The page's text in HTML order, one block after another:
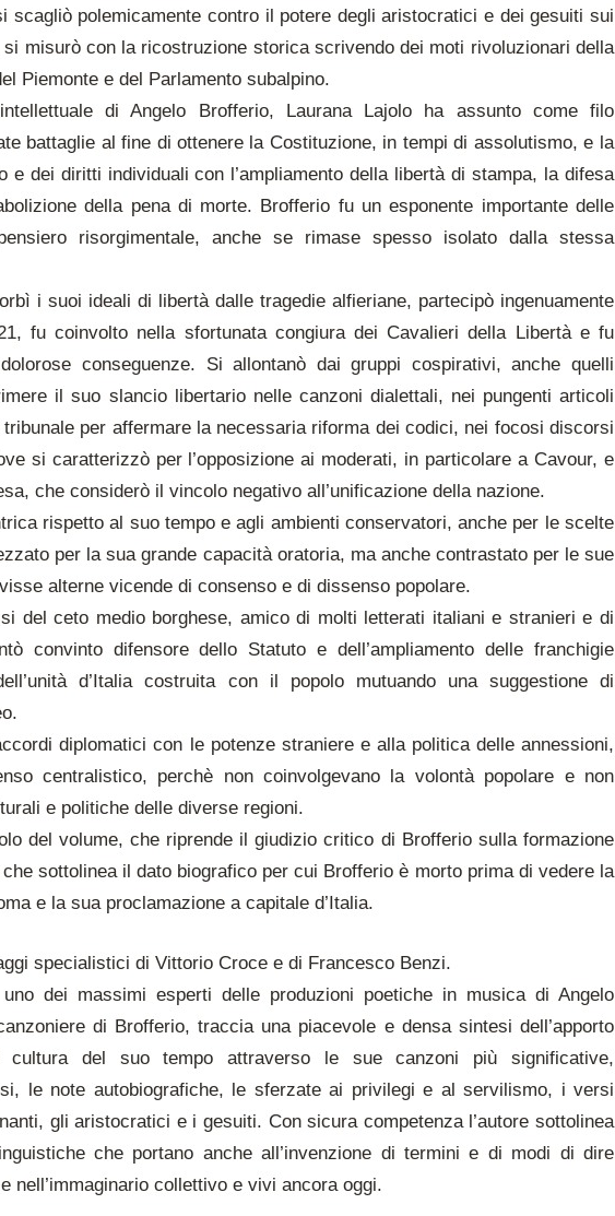
scagliò polemicamente contro il potere degli aristocratici e dei gesuiti sui
misurò con la ricostruzione storica scrivendo dei moti rivoluzionari della
Piemonte e del Parlamento subalpino.
di Angelo Brofferio, Laurana Lajolo ha assunto come filo
battaglie al fine di ottenere la Costituzione, in tempi di assolutismo, e la
e dei diritti individuali con l’ampliamento della libertà di stampa, la difesa
della pena di morte. Brofferio fu un esponente importante delle
risorgimentale, anche se rimase spesso isolato dalla stessa
i suoi ideali di libertà dalle tragedie alfieriane, partecipò ingenuamente
fu coinvolto nella sfortunata congiura dei Cavalieri della Libertà e fu
conseguenze. Si allontanò dai gruppi cospirativi, anche quelli
il suo slancio libertario nelle canzoni dialettali, nei pungenti articoli
per affermare la necessaria riforma dei codici, nei focosi discorsi
si caratterizzò per l’opposizione ai moderati, in particolare a Cavour, e
che considerò il vincolo negativo all’unificazione della nazione.
rispetto al suo tempo e agli ambienti conservatori, anche per le scelte
per la sua grande capacità oratoria, ma anche contrastato per le sue
alterne vicende di consenso e di dissenso popolare.
del ceto medio borghese, amico di molti letterati italiani e stranieri e di
convinto difensore dello Statuto e dell’ampliamento delle franchigie
d’Italia costruita con il popolo mutuando una suggestione di
diplomatici con le potenze straniere e alla politica delle annessioni,
centralistico, perchè non coinvolgevano la volontà popolare e non
e politiche delle diverse regioni.
del volume, che riprende il giudizio critico di Brofferio sulla formazione
sottolinea il dato biografico per cui Brofferio è morto prima di vedere la
e la sua proclamazione a capitale d’Italia.
specialistici di Vittorio Croce e di Francesco Benzi.
dei massimi esperti delle produzioni poetiche in musica di Angelo
di Brofferio, traccia una piacevole e densa sintesi dell’apporto
cultura del suo tempo attraverso le sue canzoni più significative,
le note autobiografiche, le sferzate ai privilegi e al servilismo, i versi
gli aristocratici e i gesuiti. Con sicura competenza l’autore sottolinea
che portano anche all’invenzione di termini e di modi di dire
nell’immaginario collettivo e vivi ancora oggi.